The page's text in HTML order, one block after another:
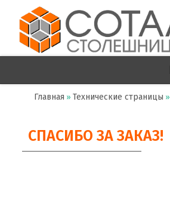
Главная » Технические страницы »
СПАСИБО ЗА ЗАКАЗ!